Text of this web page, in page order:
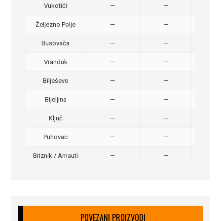
Vukotići — —
Željezno Polje — —
Busovača — —
Vranduk — —
Bilješevo — —
Bijeljina — —
Ključ — —
Puhovac — —
Briznik / Arnauti — —
POVEZANI PROIZVODI